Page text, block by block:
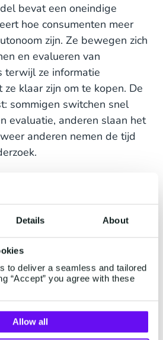
Details About
to deliver a seamless and tailored
“Accept” you agree with these
Allow all
bevat een oneindige
hoe consumenten meer
zijn. Ze bewegen zich
en evalueren van
terwijl ze informatie
klaar zijn om te kopen. De
sommigen switchen snel
evaluatie, anderen slaan het
anderen nemen de tijd
om te vermelden. Dit is de
met het merk. Ervaringen
continu. Klanten zullen hun
anderen, zowel offline als
of Truth"